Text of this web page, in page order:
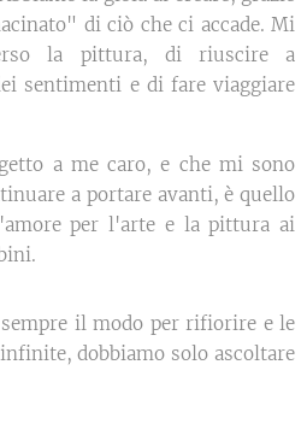
di ciò che ci accade. Mi
la pittura, di riuscire a
sentimenti e di fare viaggiare
a me caro, e che mi sono
a portare avanti, è quello
per l'arte e la pittura ai
il modo per rifiorire e le
dobbiamo solo ascoltare